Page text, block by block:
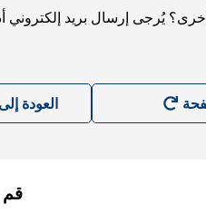
يُرجى إرسال بريد إلكتروني
العودة
قم